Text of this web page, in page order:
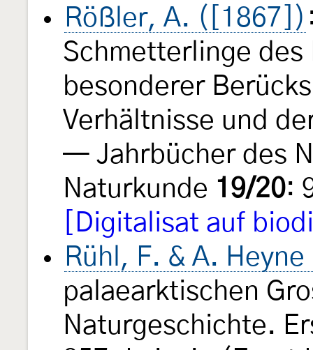
Rößler, A. ([1867])
Schmetterlinge des
besonderer
Verhältnisse und
— Jahrbücher des
Naturkunde 19/20:
[Digitalisat auf
Rühl, F. & A.
palaearktischen
Naturgeschichte.